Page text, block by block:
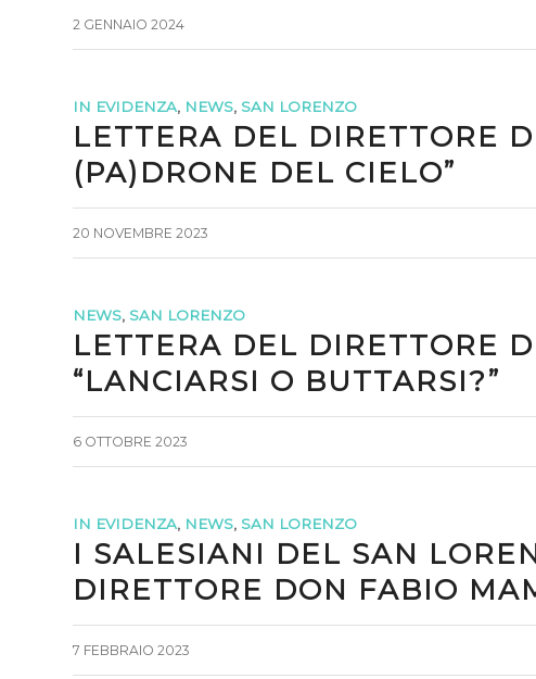
2 GENNAIO 2024
IN EVIDENZA, NEWS, SAN LORENZO
LETTERA DEL DIRETTORE
(PA)DRONE DEL CIELO”
20 NOVEMBRE 2023
NEWS, SAN LORENZO
LETTERA DEL DIRETTORE
“LANCIARSI O BUTTARSI?”
6 OTTOBRE 2023
IN EVIDENZA, NEWS, SAN LORENZO
I SALESIANI DEL SAN
DIRETTORE DON FABIO
7 FEBBRAIO 2023